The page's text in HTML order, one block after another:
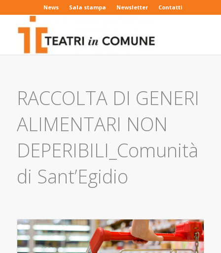
News Sala stampa Newsletter Contatti
RACCOLTA DI GENERI
ALIMENTARI NON
DEPERIBILI_Comunità
di Sant’Egidio